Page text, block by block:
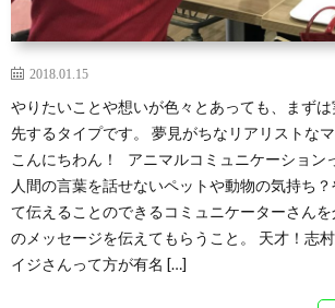
2018.01.15
やりたいことや想いが色々とあっても、まず
先するタイプです。 夢見がちなリアリストなマ
こんにちわん！ アニマルコミュニケーション
人間の言葉を話せないペットや動物の気持ち
て伝えることのできるコミュニケーターさん
のメッセージを伝えてもらうこと。 天才！志
イジさんって方が有名 […]